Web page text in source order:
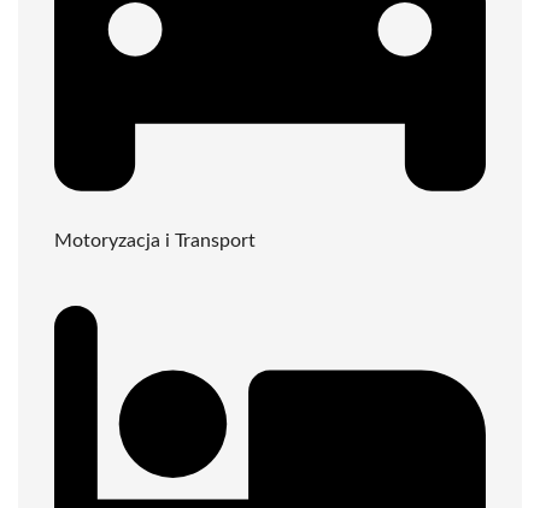
Motoryzacja i Transport